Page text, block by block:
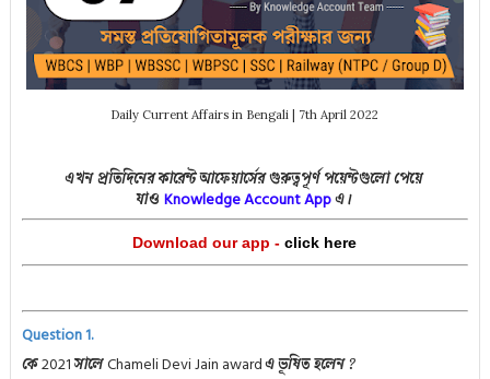
Daily Current Affairs in Bengali | 7th April 2022
এখন প্রতিদিনের কারেন্ট আফেয়ার্সের গুরুত্বপূর্ণ পয়েন্টগুলো পেয়ে
যাও Knowledge Account App এ।
Download our app - click here
Question 1.
কে2021সালেChameli Devi Jain awardএ ভূষিত হলেন ?